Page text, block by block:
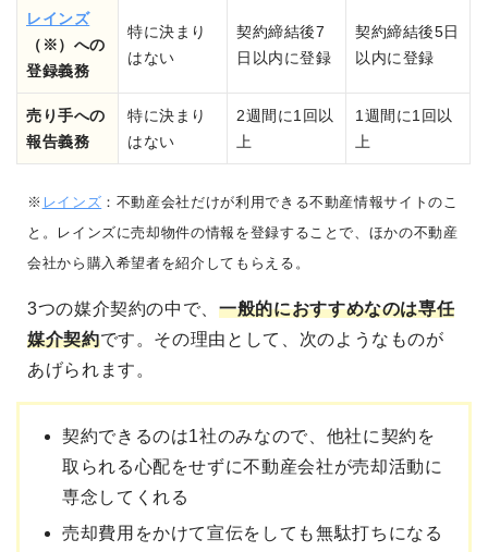
レインズ
（※）への
登録義務
特に決まり
はない
契約締結後7
日以内に登録
契約締結後5日
以内に登録
売り手への
報告義務
特に決まり
はない
2週間に1回以
上
1週間に1回以
上
※ レインズ ：不動産会社だけが利用できる不動産情報サイトのこ
と。レインズに売却物件の情報を登録することで、ほかの不動産
会社から購入希望者を紹介してもらえる。
3つの媒介契約の中で、一般的におすすめなのは専任
媒介契約です。その理由として、次のようなものが
あげられます。
契約できるのは1社のみなので、他社に契約を
取られる心配をせずに不動産会社が売却活動に
専念してくれる
売却費用をかけて宣伝をしても無駄打ちになる